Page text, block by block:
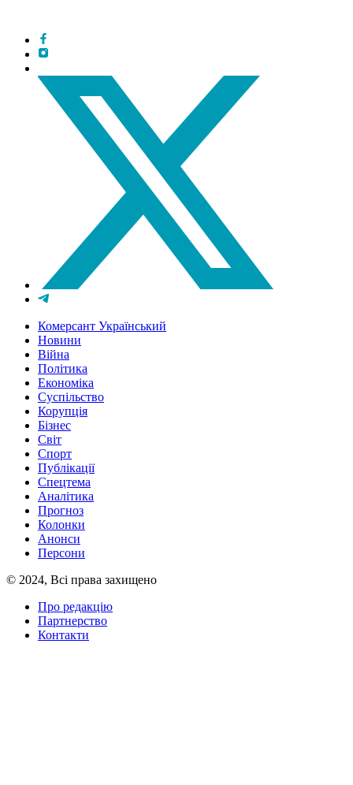
Комерсант Український
Новини
Війна
Політика
Економіка
Суспільство
Корупція
Бізнес
Світ
Спорт
Публікації
Спецтема
Аналітика
Прогноз
Колонки
Анонси
Персони
© 2024, Всі права захищено
Про редакцію
Партнерство
Контакти